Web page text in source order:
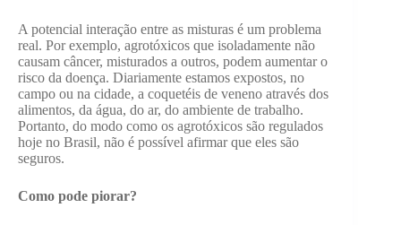
A potencial interação entre as misturas é um problema
real. Por exemplo, agrotóxicos que isoladamente não
causam câncer, misturados a outros, podem aumentar o
risco da doença. Diariamente estamos expostos, no
campo ou na cidade, a coquetéis de veneno através dos
alimentos, da água, do ar, do ambiente de trabalho.
Portanto, do modo como os agrotóxicos são regulados
hoje no Brasil, não é possível afirmar que eles são
seguros.
Como pode piorar?